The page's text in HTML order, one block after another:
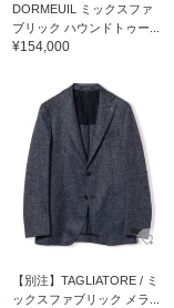
DORMEUIL ミックスファ
ブリック ハウンドトゥー...
¥154,000
【別注】TAGLIATORE / ミ
ックスファブリック メラ...